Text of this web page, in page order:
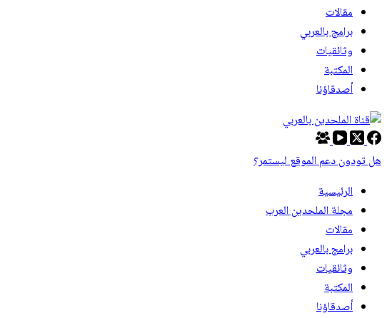
مقالات
برامج بالعربي
وثائقيات
المكتبة
أصدقاؤنا
هل تودون دعم الموقع ليستمر؟
الرئيسية
مجلة الملحدين العرب
مقالات
برامج بالعربي
وثائقيات
المكتبة
أصدقاؤنا